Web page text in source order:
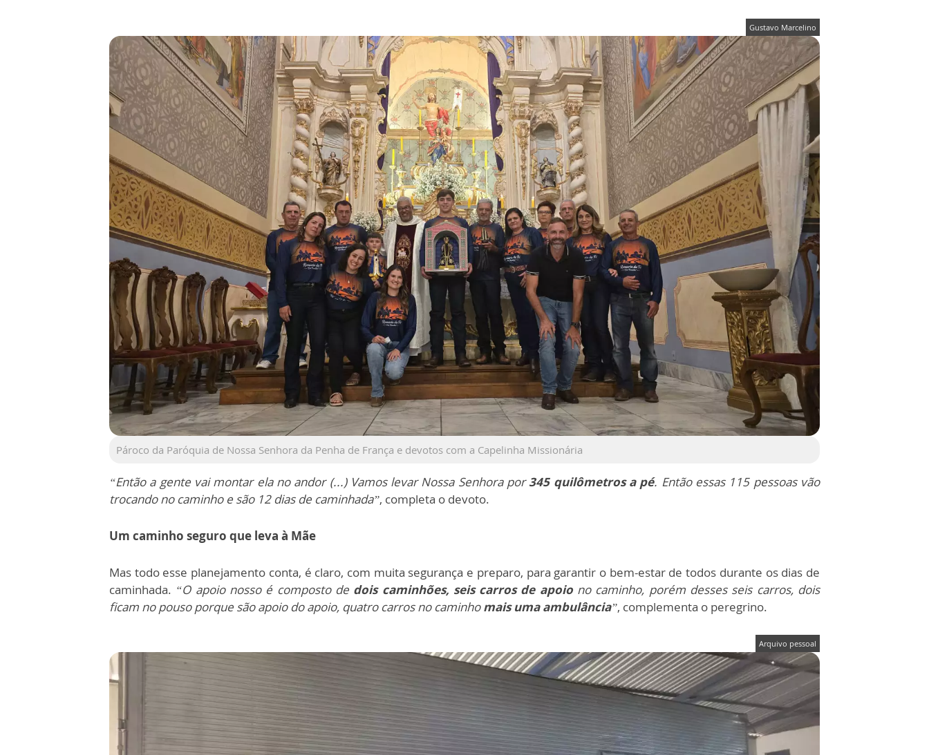
Gustavo Marcelino
Pároco da Paróquia de Nossa Senhora da Penha de França e devotos com a Capelinha Missionária
“Então a gente vai montar ela no andor (...) Vamos levar Nossa Senhora por345 quilômetros a pé. Então essas 115 pessoas vão
trocando no caminho e são 12 dias de caminhada”, completa o devoto.
Um caminho seguro que leva à Mãe
Mas todo esse planejamento conta, é claro, com muita segurança e preparo, para garantir o bem-estar de todos durante os dias de
caminhada. “O apoio nosso é composto de dois caminhões, seis carros de apoiono caminho, porém desses seis carros, dois
ficam no pouso porque são apoio do apoio, quatro carros no caminhomais uma ambulância”, complementa o peregrino.
Arquivo pessoal